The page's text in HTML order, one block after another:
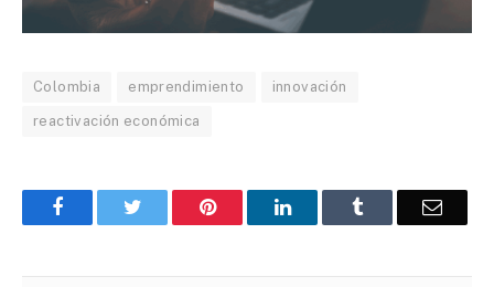
Colombia emprendimiento innovación
reactivación económica
FacebookTwitter Pinterest LinkedInTumblr